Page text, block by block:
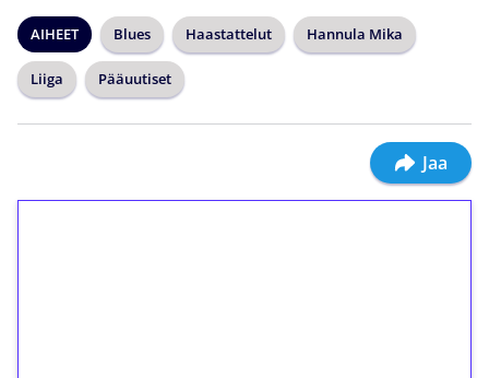
AIHEET Blues Haastattelut Hannula Mika
Liiga Pääuutiset
Jaa